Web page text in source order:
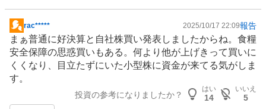
掲
示
板
記
事
rac***** 2025/10/17 22:09報告
まぁ普通に好決算と自社株買い発表しましたからね。食糧
安全保障の思惑買いもある。何より他が上げきって買いに
くくなり、目立たずにいた小型株に資金が来てる気がしま
す。
投資の参考になりましたか？
はい
14
いいえ
5